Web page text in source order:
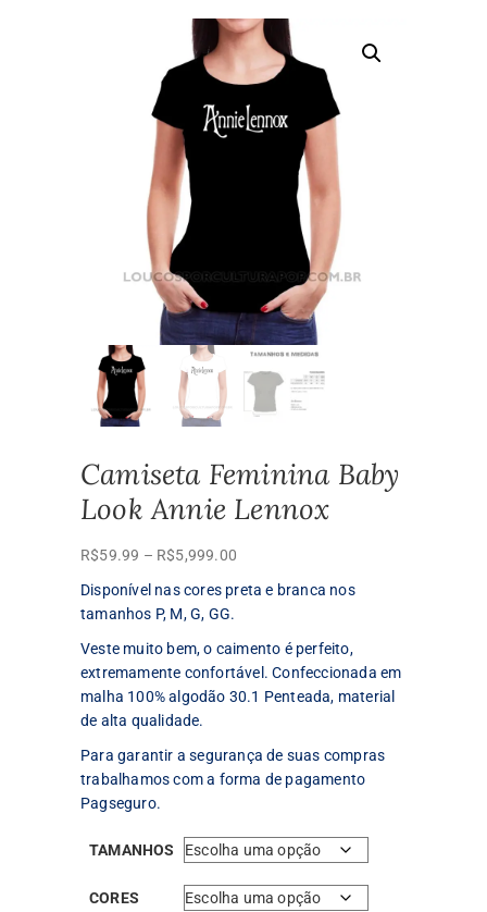
Camiseta Feminina Baby
Look Annie Lennox
R$59.99 – R$5,999.00
através
R$5,999.00
Disponível nas cores preta e branca nos
tamanhos P, M, G, GG.
Veste muito bem, o caimento é perfeito,
extremamente confortável. Confeccionada em
malha 100% algodão 30.1 Penteada, material
de alta qualidade.
Para garantir a segurança de suas compras
trabalhamos com a forma de pagamento
Pagseguro.
TAMANHOS
CORES